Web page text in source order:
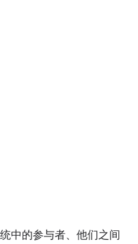
中的参与者、他们之间